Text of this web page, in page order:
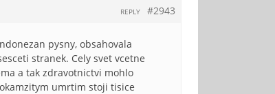
#2943
REPLY
pysny, obsahovala
stranek. Cely svet vcetne
a tak zdravotnictvi mohlo
umrtim stoji tisice